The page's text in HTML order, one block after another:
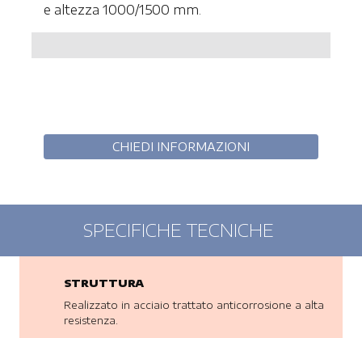
e altezza 1000/1500 mm.
SPECIFICHE TECNICHE
STRUTTURA
Realizzato in acciaio trattato anticorrosione a alta
resistenza.